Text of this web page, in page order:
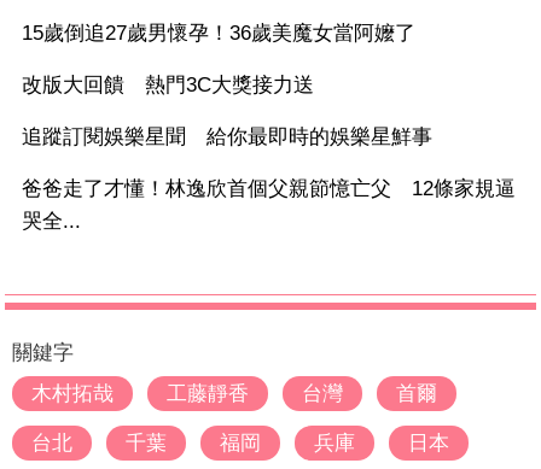
15歲倒追27歲男懷孕！36歲美魔女當阿嬤了
改版大回饋 熱門3C大獎接力送
追蹤訂閱娛樂星聞 給你最即時的娛樂星鮮事
爸爸走了才懂！林逸欣首個父親節憶亡父 12條家規逼
哭全...
關鍵字
木村拓哉
工藤靜香 台灣 首爾
台北 千葉 福岡 兵庫 日本